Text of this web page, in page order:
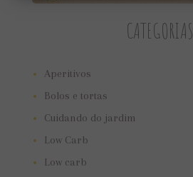
CATEGORIAS
Aperitivos
Bolos e tortas
Cuidando do jardim
Low Carb
Low carb